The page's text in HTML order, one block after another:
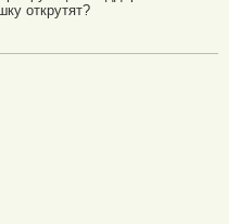
открутят?